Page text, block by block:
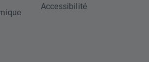
Accessibilité